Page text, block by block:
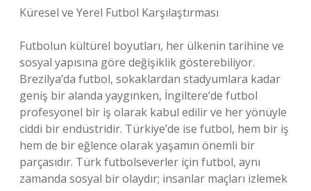
Küresel ve Yerel Futbol Karşılaştırması
Futbolun kültürel boyutları, her ülkenin tarihine ve
sosyal yapısına göre değişiklik gösterebiliyor.
Brezilya’da futbol, sokaklardan stadyumlara kadar
geniş bir alanda yaygınken, İngiltere’de futbol
profesyonel bir iş olarak kabul edilir ve her yönüyle
ciddi bir endüstridir. Türkiye’de ise futbol, hem bir iş
hem de bir eğlence olarak yaşamın önemli bir
parçasıdır. Türk futbolseverler için futbol, aynı
zamanda sosyal bir olaydır; insanlar maçları izlemek